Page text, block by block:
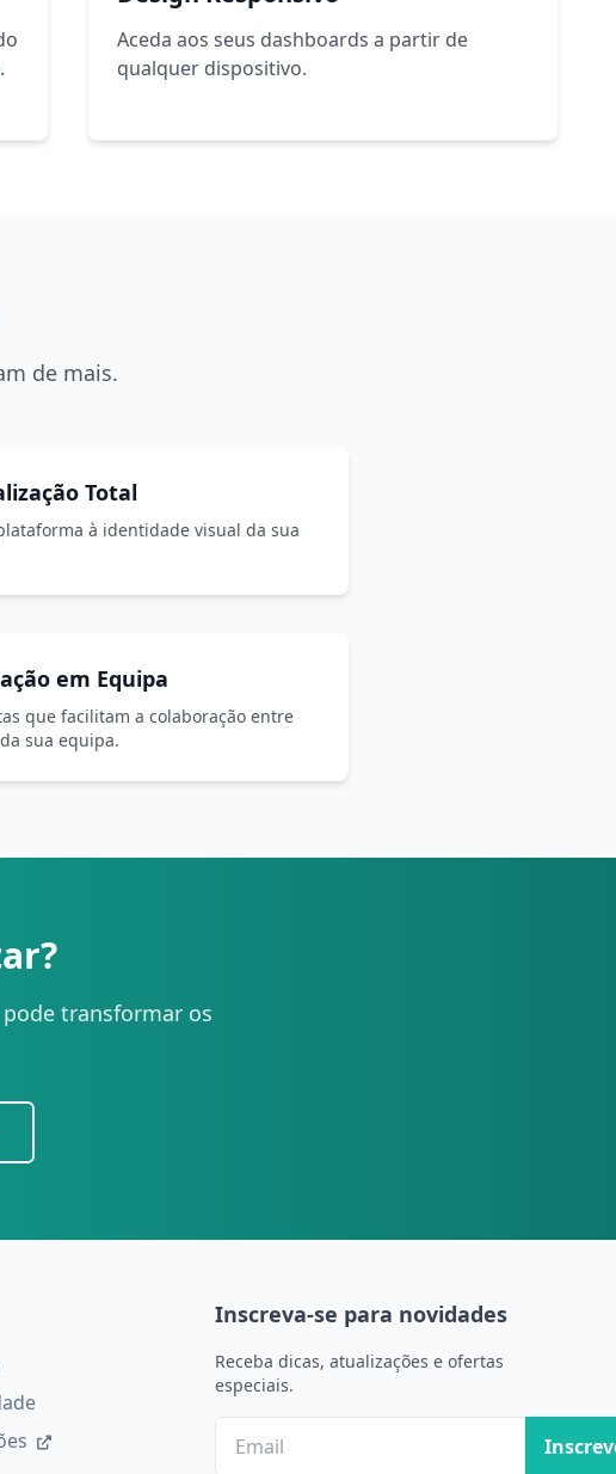
Aceda aos seus dashboards a partir de
qualquer dispositivo.
de mais.
Total
à identidade visual da sua
em Equipa
que facilitam a colaboração entre
sua equipa.
transformar os
Inscreva-se para novidades
Receba dicas, atualizações e ofertas
especiais.